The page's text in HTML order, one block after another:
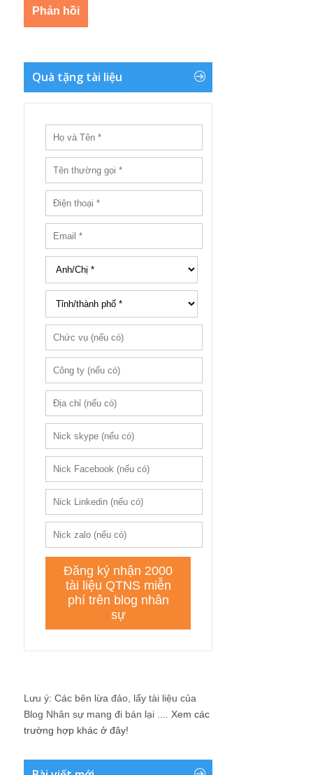
Quà tặng tài liệu
Lưu ý: Các bên lừa đảo, lấy tài liệu của
Blog Nhân sự mang đi bán lại .... Xem các
trường hợp khác ở đây!